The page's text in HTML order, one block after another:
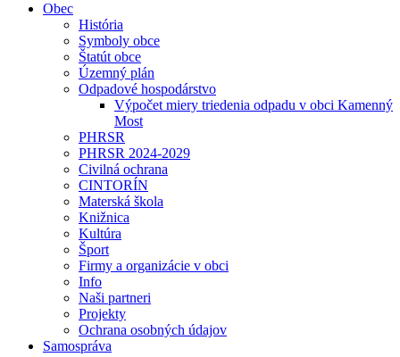
Obec
História
Symboly obce
Štatút obce
Územný plán
Odpadové hospodárstvo
Výpočet miery triedenia odpadu v obci Kamenný
Most
PHRSR
PHRSR 2024-2029
Civilná ochrana
CINTORÍN
Materská škola
Knižnica
Kultúra
Šport
Firmy a organizácie v obci
Info
Naši partneri
Projekty
Ochrana osobných údajov
Samospráva